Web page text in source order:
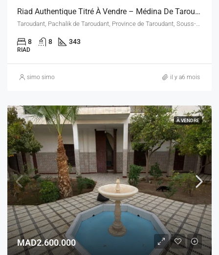
Riad Authentique Titré À Vendre – Médina De Taroudant – 343 M²
8 8 343
RIAD
simo simo il y a6 mois
À VENDRE
MAD2.600.000